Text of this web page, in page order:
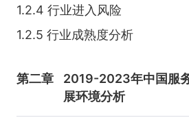
1.2.4 行业进入风险
1.2.5 行业成熟度分析
第二章
2019-2023年中国服
展环境分析